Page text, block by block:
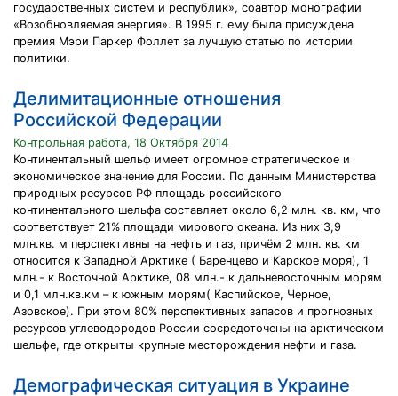
государственных систем и республик», соавтор монографии
«Возобновляемая энергия». В 1995 г. ему была присуждена
премия Мэри Паркер Фоллет за лучшую статью по истории
политики.
Делимитационные отношения
Российской Федерации
Контрольная работа, 18 Октября 2014
Континентальный шельф имеет огромное стратегическое и
экономическое значение для России. По данным Министерства
природных ресурсов РФ площадь российского
континентального шельфа составляет около 6,2 млн. кв. км, что
соответствует 21% площади мирового океана. Из них 3,9
млн.кв. м перспективны на нефть и газ, причём 2 млн. кв. км
относится к Западной Арктике ( Баренцево и Карское моря), 1
млн.- к Восточной Арктике, 08 млн.- к дальневосточным морям
и 0,1 млн.кв.км – к южным морям( Каспийское, Черное,
Азовское). При этом 80% перспективных запасов и прогнозных
ресурсов углеводородов России сосредоточены на арктическом
шельфе, где открыты крупные месторождения нефти и газа.
Демографическая ситуация в Украине